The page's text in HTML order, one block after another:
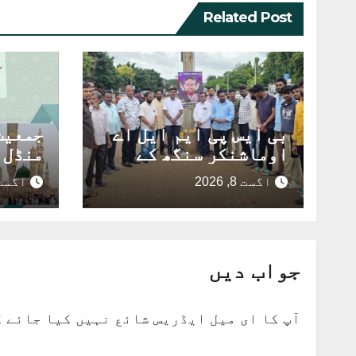
Related Post
بی ایس پی ایم ایل اے
اوماشنکر سنگھ کے
انتقال پربیدر میں
خراج عقیدت
اگست 8, 2026 اگست 8,
جواب دیں
آپ کا ای میل ایڈریس شائع نہیں کیا جائے